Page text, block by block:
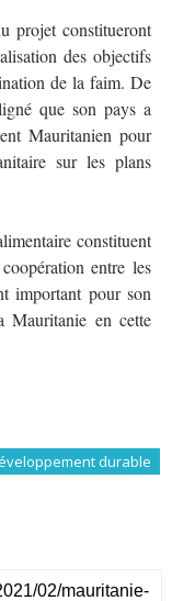
projet constitueront
des objectifs
de la faim. De
que son pays a
Mauritanien pour
sur les plans
constituent
entre les
important pour son
Mauritanie en cette
durable